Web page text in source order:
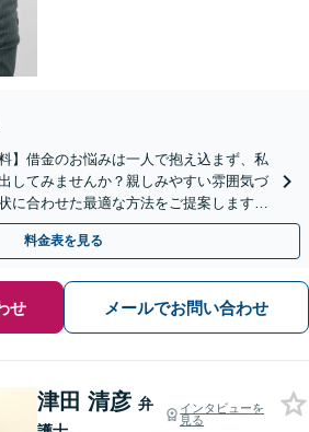
】借金のお悩みは一人で抱え込まず、私
してみませんか？親しみやすい雰囲気づ
に合わせた最適な方法をご提案します。
完備】
料金表を見る
せ メールでお問い合わせ
津田 清彦 弁
インタビューを
見る